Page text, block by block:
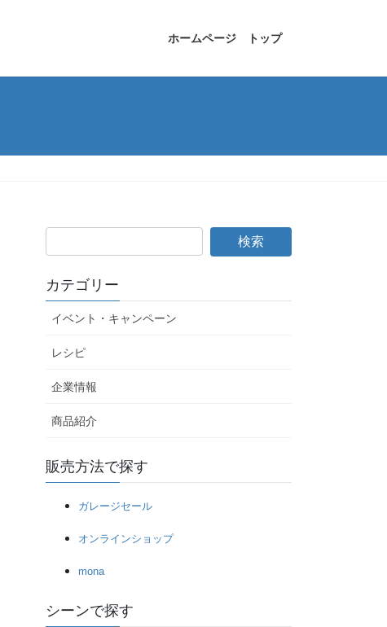
ホームページ トップ
カテゴリー
イベント・キャンペーン
レシピ
企業情報
商品紹介
販売方法で探す
ガレージセール
オンラインショップ
mona
シーンで探す